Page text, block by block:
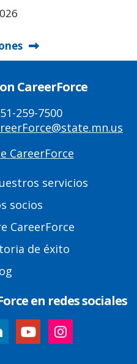
CareerForce
259-7500
CareerForce
servicios
socios
CareerForce
de éxito
en redes sociales